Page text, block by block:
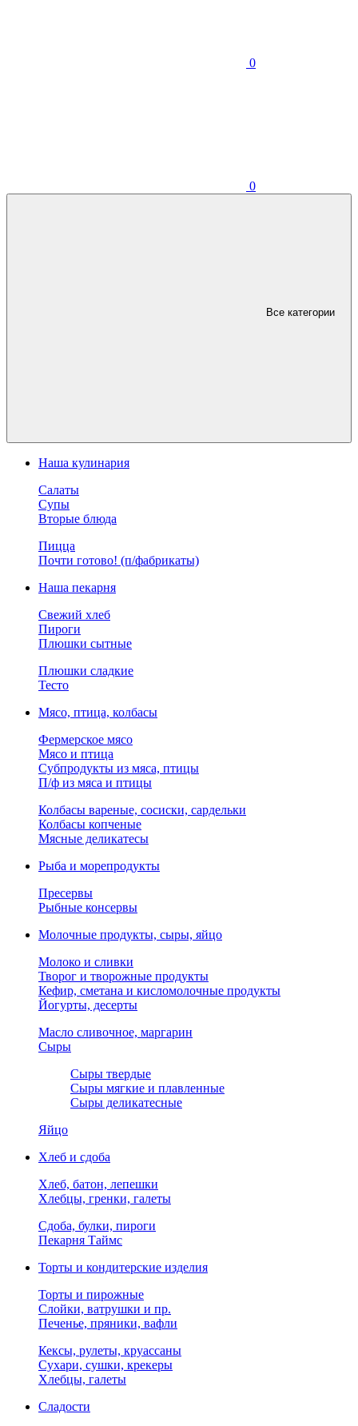
0
0
Все категории
Наша кулинария
Салаты
Супы
Вторые блюда
Пицца
Почти готово! (п/фабрикаты)
Наша пекарня
Свежий хлеб
Пироги
Плюшки сытные
Плюшки сладкие
Тесто
Мясо, птица, колбасы
Фермерское мясо
Мясо и птица
Субпродукты из мяса, птицы
П/ф из мяса и птицы
Колбасы вареные, сосиски, сардельки
Колбасы копченые
Мясные деликатесы
Рыба и морепродукты
Пресервы
Рыбные консервы
Молочные продукты, сыры, яйцо
Молоко и сливки
Творог и творожные продукты
Кефир, сметана и кисломолочные продукты
Йогурты, десерты
Масло сливочное, маргарин
Сыры
Сыры твердые
Сыры мягкие и плавленные
Сыры деликатесные
Яйцо
Хлеб и сдоба
Хлеб, батон, лепешки
Хлебцы, гренки, галеты
Сдоба, булки, пироги
Пекарня Таймс
Торты и кондитерские изделия
Торты и пирожные
Слойки, ватрушки и пр.
Печенье, пряники, вафли
Кексы, рулеты, круассаны
Сухари, сушки, крекеры
Хлебцы, галеты
Сладости